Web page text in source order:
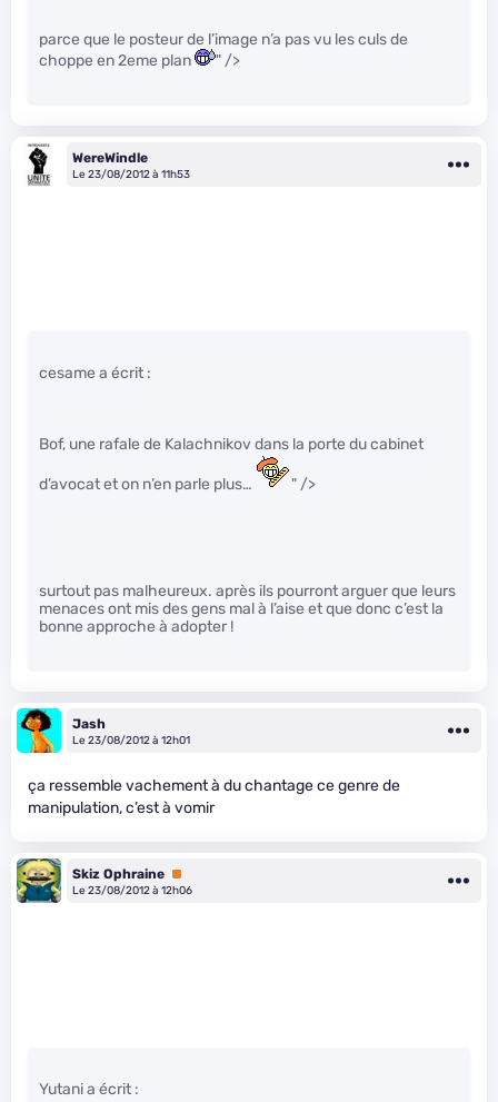
parce que le posteur de l’image n’a pas vu les culs de
choppe en 2eme plan
" />
WereWindle
Le 23/08/2012 à 11h53
cesame a écrit :
Bof, une rafale de Kalachnikov dans la porte du cabinet
d’avocat et on n’en parle plus… " />
surtout pas malheureux. après ils pourront arguer que leurs
menaces ont mis des gens mal à l’aise et que donc c’est la
bonne approche à adopter !
Jash
Le 23/08/2012 à 12h01
ça ressemble vachement à du chantage ce genre de
manipulation, c’est à vomir
Skiz Ophraine Premium
Le 23/08/2012 à 12h06
Yutani a écrit :